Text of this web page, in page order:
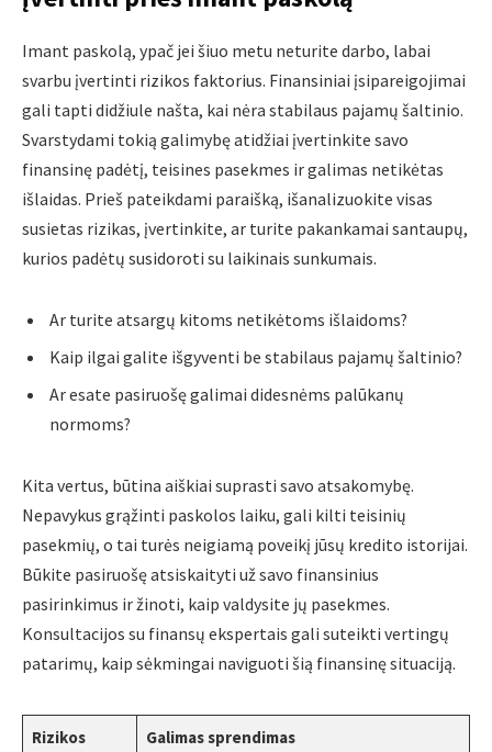
Imant paskolą, ypač jei šiuo metu neturite darbo, labai
svarbu įvertinti rizikos faktorius. Finansiniai įsipareigojimai
gali tapti didžiule našta, kai nėra stabilaus pajamų šaltinio.
Svarstydami tokią galimybę atidžiai įvertinkite savo
finansinę padėtį, teisines pasekmes ir galimas netikėtas
išlaidas. Prieš pateikdami paraišką, išanalizuokite visas
susietas rizikas, įvertinkite, ar turite pakankamai santaupų,
kurios padėtų susidoroti su laikinais sunkumais.
Ar turite atsargų kitoms netikėtoms išlaidoms?
Kaip ilgai galite išgyventi be stabilaus pajamų šaltinio?
Ar esate pasiruošę galimai didesnėms palūkanų
normoms?
Kita vertus, būtina aiškiai suprasti savo atsakomybę.
Nepavykus grąžinti paskolos laiku, gali kilti teisinių
pasekmių, o tai turės neigiamą poveikį jūsų kredito istorijai.
Būkite pasiruošę atsiskaityti už savo finansinius
pasirinkimus ir žinoti, kaip valdysite jų pasekmes.
Konsultacijos su finansų ekspertais gali suteikti vertingų
patarimų, kaip sėkmingai naviguoti šią finansinę situaciją.
Rizikos
Galimas sprendimas